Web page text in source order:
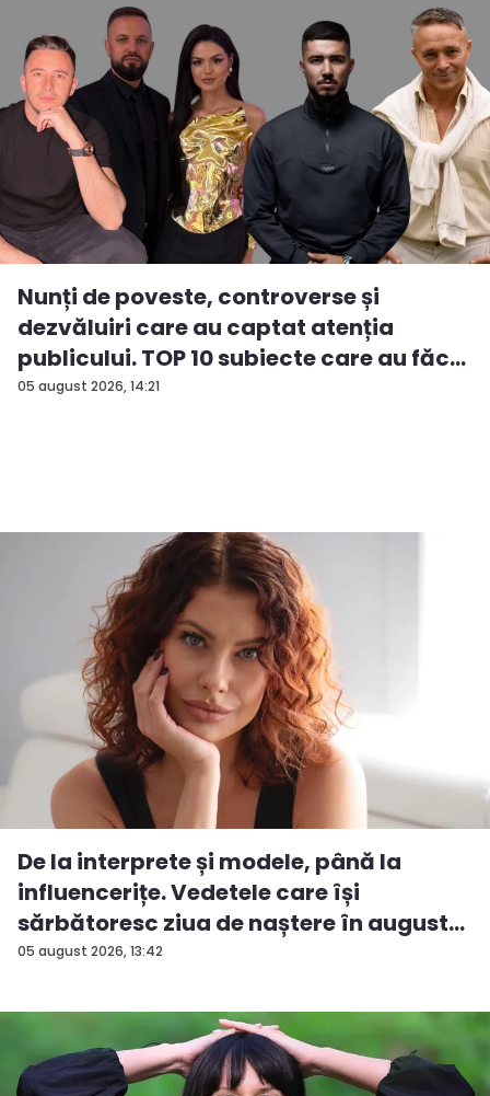
05 august 2026, 14:21
Nunți de poveste, controverse și
dezvăluiri care au captat atenția
publicului. TOP 10 subiecte care au făc...
05 august 2026, 13:42
De la interprete și modele, până la
influencerițe. Vedetele care își
sărbătoresc ziua de naștere în august...